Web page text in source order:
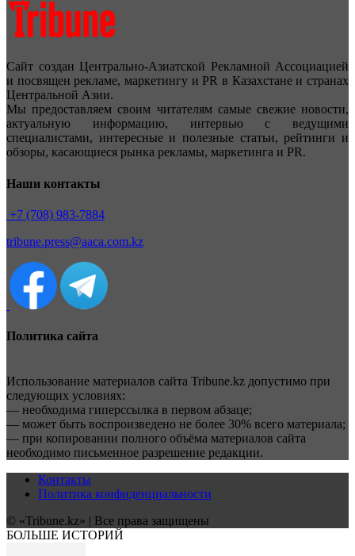
Сайт создан Центрально-Азиатской Рекламной Ассоциацией
и посвящен рекламе, маркетингу и PR в Казахстане и странах
Центральной Азии.
Мы предоставляем своим читателям самые свежие новости,
актуальную информацию, интервью с ведущими
специалистами, интересные и полезные статьи, рейтинги и
обзоры, касающиеся рынка рекламы, маркетинга и PR.
Наши контакты
+7 (708) 983-7884
tribune.press@aaca.com.kz
Политика сайта
Использование материалов сайта Tribune.kz допустимо при
следующих условиях:
— необходима гиперссылка в первом абзаце;
— может быть воспроизведено не более 30% всего материала;
— при копировании полного объёма материалов сайта
необходимо письменное разрешение редакции.
Контакты
Политика конфиденциальности
© «Tribune.kz» | Все права защищены
БОЛЬШЕ ИСТОРИЙ